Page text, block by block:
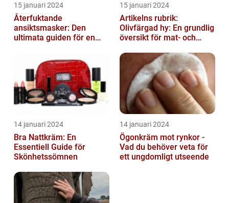
15 januari 2024
Återfuktande
ansiktsmasker: Den
ultimata guiden för en
15 januari 2024
Artikelns rubrik:
Olivfärgad hy: En grundlig
översikt för mat- och
14 januari 2024
Bra Nattkräm: En
Essentiell Guide för
Skönhetssömnen
14 januari 2024
Ögonkräm mot rynkor -
Vad du behöver veta för
ett ungdomligt utseende